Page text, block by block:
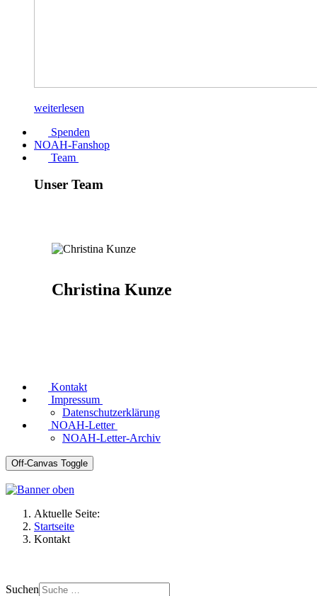
weiterlesen
Spenden
NOAH-Fanshop
Team
Unser Team
Christina Kunze
Kontakt
Impressum
Datenschutzerklärung
NOAH-Letter
NOAH-Letter-Archiv
Off-Canvas Toggle
Aktuelle Seite:
Startseite
Kontakt
Suchen